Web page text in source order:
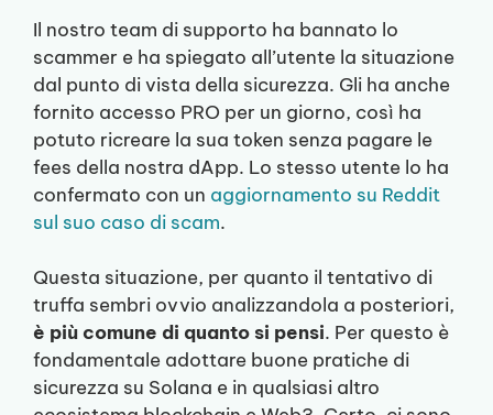
Il nostro team di supporto ha bannato lo
scammer e ha spiegato all’utente la situazione
dal punto di vista della sicurezza. Gli ha anche
fornito accesso PRO per un giorno, così ha
potuto ricreare la sua token senza pagare le
fees della nostra dApp. Lo stesso utente lo ha
confermato con un aggiornamento su Reddit
sul suo caso di scam.
Questa situazione, per quanto il tentativo di
truffa sembri ovvio analizzandola a posteriori,
è più comune di quanto si pensi. Per questo è
fondamentale adottare buone pratiche di
sicurezza su Solana e in qualsiasi altro